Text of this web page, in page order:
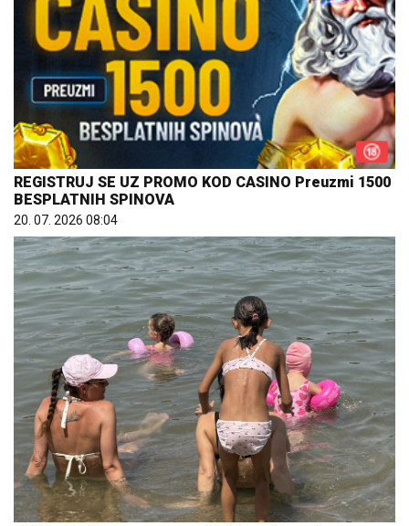
REGISTRUJ SE UZ PROMO KOD CASINO Preuzmi 1500
BESPLATNIH SPINOVA
20. 07. 2026 08:04